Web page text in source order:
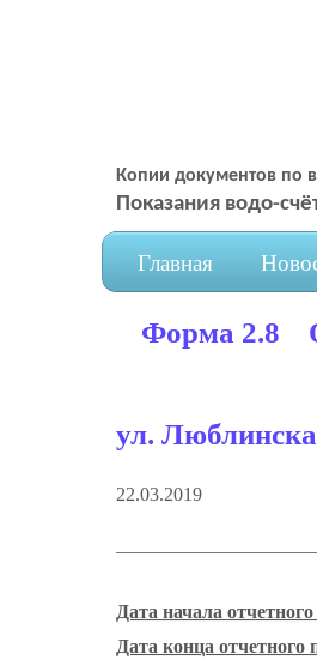
Копии документов по
Показания водо-
Главная
Форма 2.8
ул.
22.03.2019
Дата начала
Дата конца отчетного